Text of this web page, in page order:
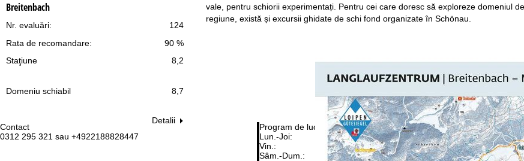
Contact
0312 295 321 sau +4922188828447
Program de lucru
Lun.-Joi:
10:00-18:00
Vin.:
10:00-15:00
Sâm.-Dum.:
închis
Breitenbach
124
Nr. evaluări:
90 %
Rata de recomandare:
Staţiune
8,2
Domeniu schiabil 8,7
Detalii
vale, pentru schiorii experimentați. Pentru cei care doresc să exploreze domeniul
regiune, există și excursii ghidate de schi fond organizate în Schönau.